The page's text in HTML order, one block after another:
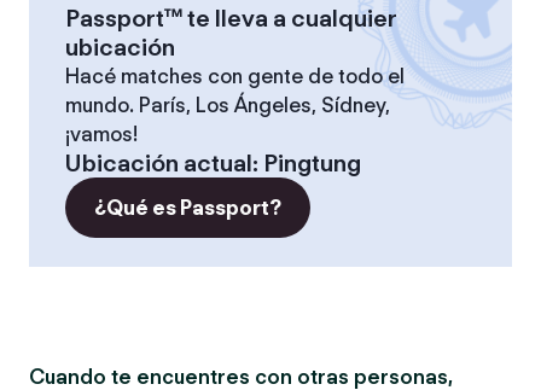
Passport™ te lleva a cualquier
ubicación
Hacé matches con gente de todo el
mundo. París, Los Ángeles, Sídney,
¡vamos!
Ubicación actual: Pingtung
¿Qué es Passport?
Cuando te encuentres con otras personas,